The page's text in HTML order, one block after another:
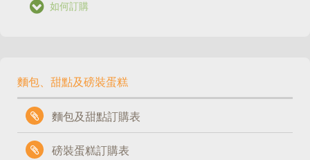
如何訂購
麵包、甜點及磅裝蛋糕
麵包及甜點訂購表
磅裝蛋糕訂購表